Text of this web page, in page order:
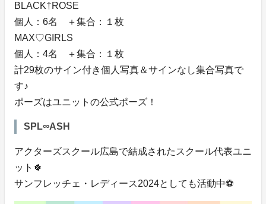
BLACK†ROSE
個人：6名 ＋集合：１枚
MAX♡GIRLS
個人：4名 ＋集合：１枚
計29枚のサイン付き個人写真＆サインなし集合写真で
す♪
ポーズはユニットの公式ポーズ！
SPL∞ASH
アクターズスクール広島で結成されたスクール代表ユニ
ット🍀
サンフレッチェ・レディース2024としても活動中⚽